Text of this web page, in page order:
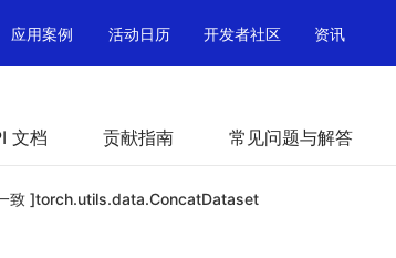
应用案例 活动日历 开发者社区 资讯
文档 贡献指南 常见问题与解答
致 ]torch.utils.data.ConcatDataset